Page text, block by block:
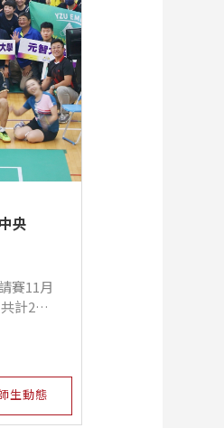
央
賽11月
計25
」賽
生動態